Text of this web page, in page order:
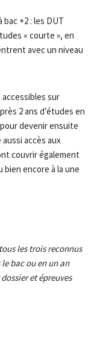
+2 : les DUT
« courte », en
avec un niveau
sur
2 ans d’études en
devenir ensuite
accès aux
couvrir également
bien encore à la une
les trois reconnus
bac ou en un an
et épreuves